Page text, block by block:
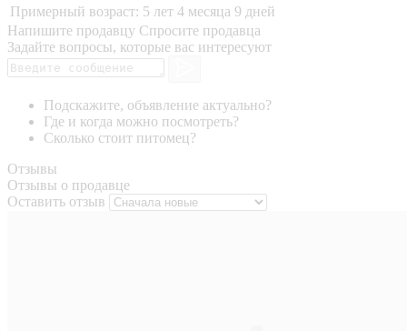
Примерный возраст: 5 лет 4 месяца 9 дней
Напишите продавцу Спросите продавца
Задайте вопросы, которые вас интересуют
Подскажите, объявление актуально?
Где и когда можно посмотреть?
Сколько стоит питомец?
Отзывы
Отзывы о продавце
Оставить отзыв